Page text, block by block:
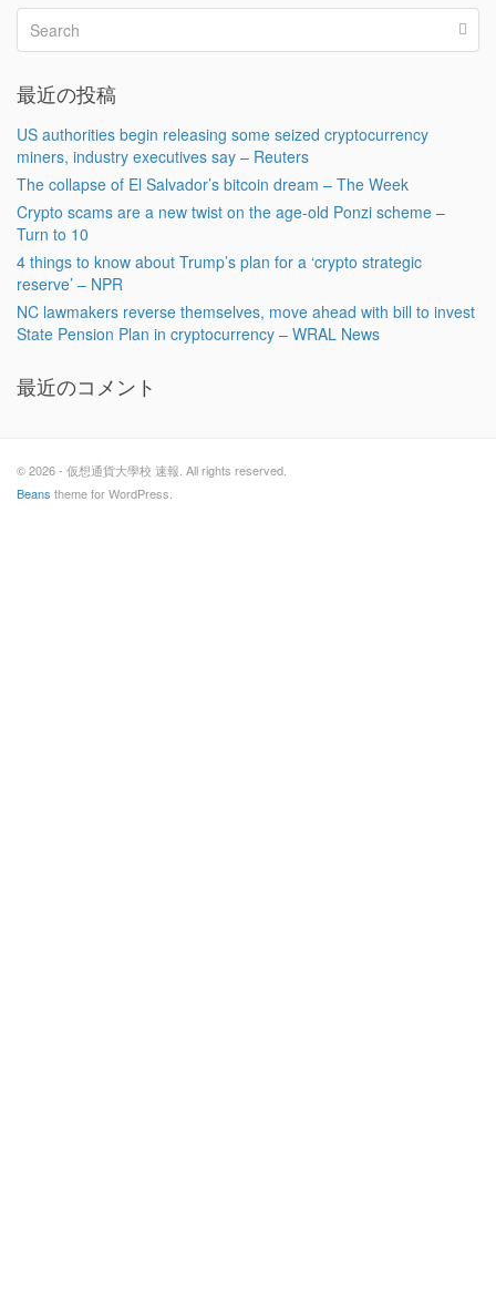
最近の投稿
US authorities begin releasing some seized cryptocurrency
miners, industry executives say – Reuters
The collapse of El Salvador’s bitcoin dream – The Week
Crypto scams are a new twist on the age-old Ponzi scheme –
Turn to 10
4 things to know about Trump’s plan for a ‘crypto strategic
reserve’ – NPR
NC lawmakers reverse themselves, move ahead with bill to invest
State Pension Plan in cryptocurrency – WRAL News
最近のコメント
© 2026 - 仮想通貨大學校 速報. All rights reserved.
Beans theme for WordPress.